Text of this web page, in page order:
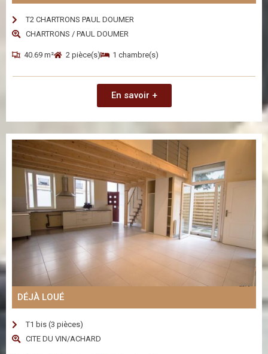
T2 CHARTRONS PAUL DOUMER
CHARTRONS / PAUL DOUMER
40.69 m² 2 pièce(s) 1 chambre(s)
En savoir +
DÉJÀ LOUÉ
T1 bis (3 pièces)
CITE DU VIN/ACHARD